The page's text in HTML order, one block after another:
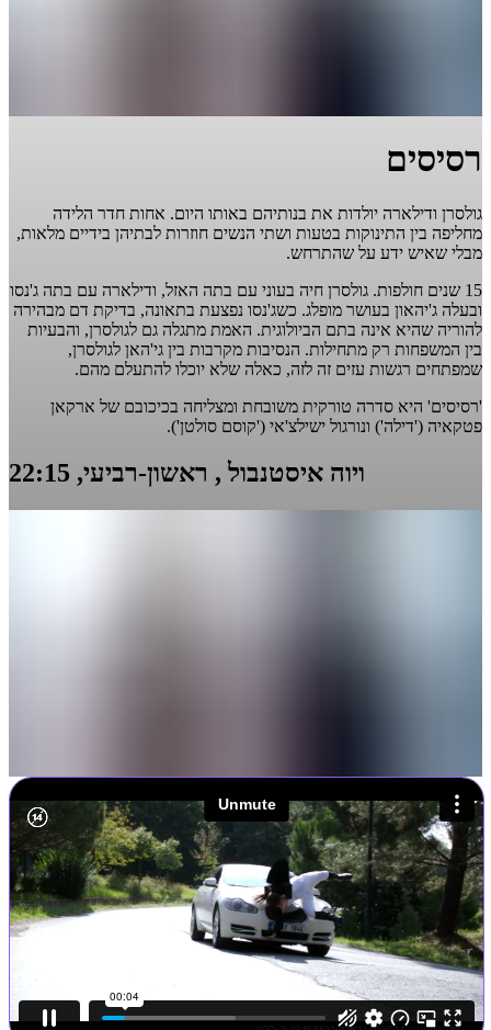
רסיסים
גולסרן ודילארה יולדות את בנותיהם באותו היום. אחות חדר הלידה
מחליפה בין התינוקות בטעות ושתי הנשים חוזרות לבתיהן בידיים מלאות,
מבלי שאיש ידע על שהתרחש.
15 שנים חולפות. גולסרן חיה בעוני עם בתה האזל, ודילארה עם בתה ג'נסו
ובעלה ג'יהאון בעושר מופלג. כשג'נסו נפצעת בתאונה, בדיקת דם מבהירה
להוריה שהיא אינה בתם הביולוגית. האמת מתגלה גם לגולסרן, והבעיות
בין המשפחות רק מתחילות. הנסיבות מקרבות בין גי'האן לגולסרן,
שמפתחים רגשות עזים זה לזה, כאלה שלא יוכלו להתעלם מהם.
'רסיסים' היא סדרה טורקית משובחת ומצליחה בכיכובם של ארקאן
פטקאיה ('דילה') ונורגול ישילצ'אי ('קוסם סולטן').
ויוה איסטנבול , ראשון-רביעי, 22:15